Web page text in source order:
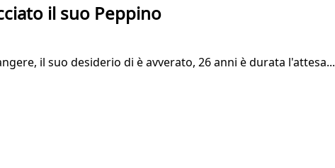
il suo Peppino
il suo desiderio di è avverato, 26 anni è durata l'attesa...